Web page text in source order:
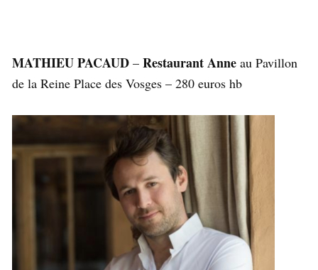
MATHIEU PACAUD – Restaurant Anne au Pavillon
de la Reine Place des Vosges – 280 euros hb